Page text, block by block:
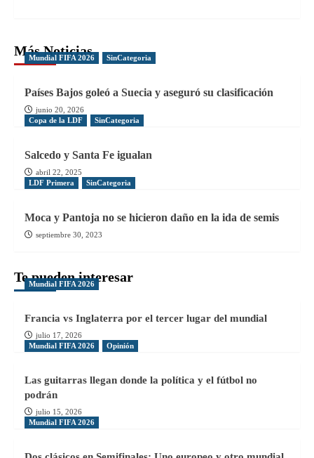
Más Noticias
Mundial FIFA 2026 SinCategoria
Países Bajos goleó a Suecia y aseguró su clasificación
junio 20, 2026
Copa de la LDF
SinCategoria
Salcedo y Santa Fe igualan
abril 22, 2025
LDF Primera
SinCategoria
Moca y Pantoja no se hicieron daño en la ida de semis
septiembre 30, 2023
Te pueden interesar
Mundial FIFA 2026
Francia vs Inglaterra por el tercer lugar del mundial
julio 17, 2026
Mundial FIFA 2026
Opinión
Las guitarras llegan donde la política y el fútbol no
podrán
julio 15, 2026
Mundial FIFA 2026